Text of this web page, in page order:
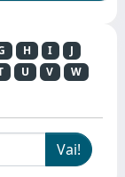
H I
J
U V
W